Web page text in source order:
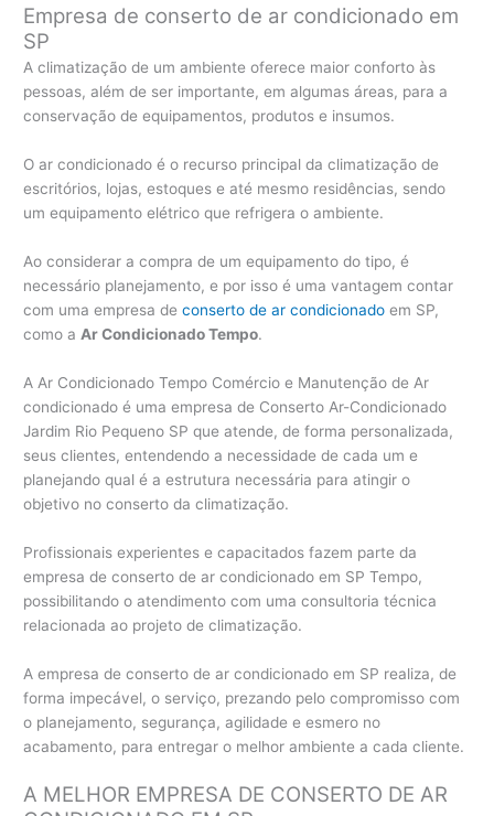
Empresa de conserto de ar condicionado em
SP
A climatização de um ambiente oferece maior conforto às
pessoas, além de ser importante, em algumas áreas, para a
conservação de equipamentos, produtos e insumos.
O ar condicionado é o recurso principal da climatização de
escritórios, lojas, estoques e até mesmo residências, sendo
um equipamento elétrico que refrigera o ambiente.
Ao considerar a compra de um equipamento do tipo, é
necessário planejamento, e por isso é uma vantagem contar
com uma empresa deconserto de ar condicionado em SP,
como a Ar Condicionado Tempo.
A Ar Condicionado Tempo Comércio e Manutenção de Ar
condicionado é uma empresa de Conserto Ar-Condicionado
Jardim Rio Pequeno SP que atende, de forma personalizada,
seus clientes, entendendo a necessidade de cada um e
planejando qual é a estrutura necessária para atingir o
objetivo no conserto da climatização.
Profissionais experientes e capacitados fazem parte da
empresa de conserto de ar condicionado em SP Tempo,
possibilitando o atendimento com uma consultoria técnica
relacionada ao projeto de climatização.
A empresa de conserto de ar condicionado em SP realiza, de
forma impecável, o serviço, prezando pelo compromisso com
o planejamento, segurança, agilidade e esmero no
acabamento, para entregar o melhor ambiente a cada cliente.
A MELHOR EMPRESA DE CONSERTO DE AR